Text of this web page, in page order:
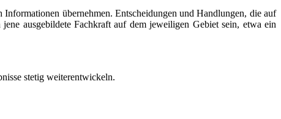
Informationen übernehmen. Entscheidungen und Handlungen, die auf
ausgebildete Fachkraft auf dem jeweiligen Gebiet sein, etwa ein
stetig weiterentwickeln.